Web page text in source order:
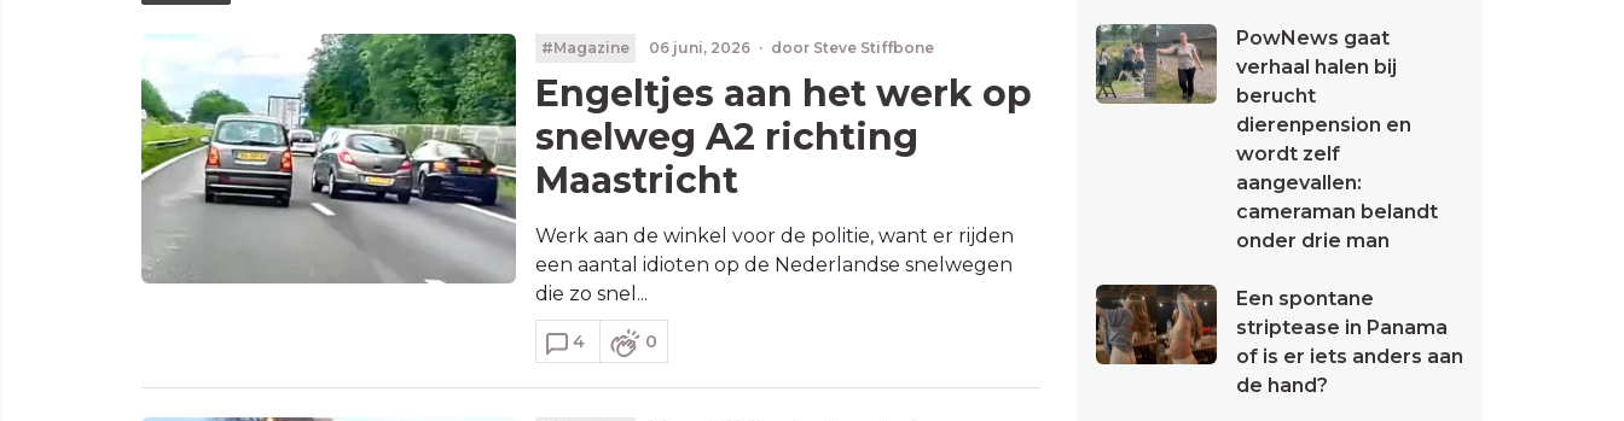
#Magazine 06 juni, 2026 · door Steve Stiffbone
Engeltjes aan het werk op
snelweg A2 richting
Maastricht
Werk aan de winkel voor de politie, want er rijden
een aantal idioten op de Nederlandse snelwegen
die zo snel...
4 0
PowNews gaat
verhaal halen bij
berucht
dierenpension en
wordt zelf
aangevallen:
cameraman belandt
onder drie man
Een spontane
striptease in Panama
of is er iets anders aan
de hand?